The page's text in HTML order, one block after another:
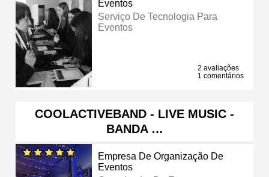
Eventos
Serviço De Tecnologia Para
Eventos
2 avaliações
1 comentários
COOLACTIVEBAND - LIVE MUSIC -
BANDA …
Empresa De Organização De
Eventos